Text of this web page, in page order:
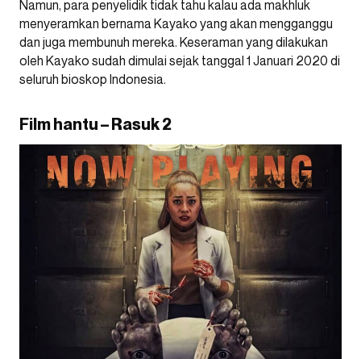
Namun, para penyelidik tidak tahu kalau ada makhluk
menyeramkan bernama Kayako yang akan mengganggu
dan juga membunuh mereka. Keseraman yang dilakukan
oleh Kayako sudah dimulai sejak tanggal 1 Januari 2020 di
seluruh bioskop Indonesia.
Film hantu – Rasuk 2